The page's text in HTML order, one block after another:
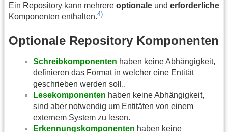
Ein Repository kann mehrere optionale und erforderliche
Komponenten enthalten.4)
Optionale Repository Komponenten
Schreibkomponenten haben keine Abhängigkeit,
definieren das Format in welcher eine Entität
geschrieben werden soll..
Lesekomponenten haben keine Abhängigkeit,
sind aber notwendig um Entitäten von einem
externem System zu lesen.
Erkennungskomponenten haben keine